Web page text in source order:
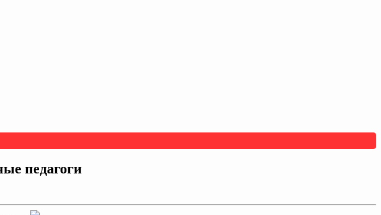
педагоги